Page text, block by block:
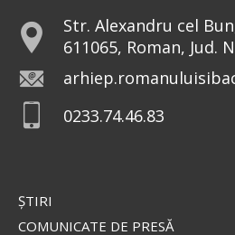
Str. Alexandru cel
611065, Roman, Jud.
0233.74.46.83
ŞTIRI
COMUNICATE DE PRESĂ